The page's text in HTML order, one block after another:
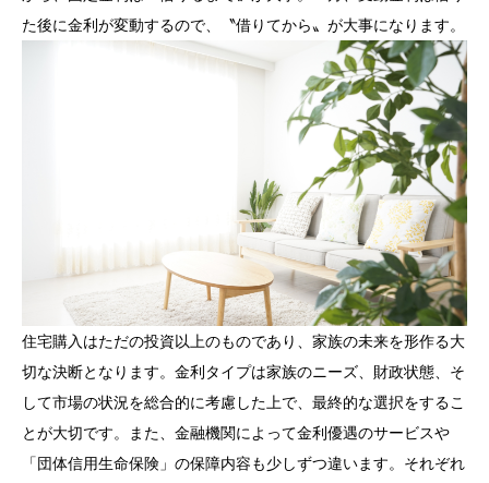
た後に金利が変動するので、〝借りてから〟が大事になります。
住宅購入はただの投資以上のものであり、家族の未来を形作る大
切な決断となります。金利タイプは家族のニーズ、財政状態、そ
して市場の状況を総合的に考慮した上で、最終的な選択をするこ
とが大切です。また、金融機関によって金利優遇のサービスや
「団体信用生命保険」の保障内容も少しずつ違います。それぞれ